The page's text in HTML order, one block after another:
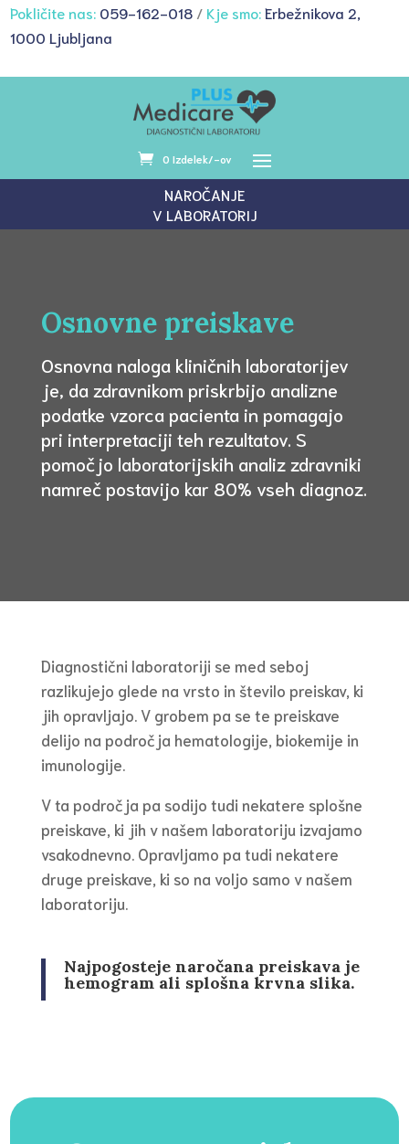
Pokličite nas: 059-162-018 / Kje smo:Erbežnikova 2,
1000 Ljubljana
0 Izdelek/-ov
NAROČANJE
V LABORATORIJ
Osnovne preiskave
Osnovna naloga kliničnih laboratorijev
je, da zdravnikom priskrbijo analizne
podatke vzorca pacienta in pomagajo
pri interpretaciji teh rezultatov. S
pomočjo laboratorijskih analiz zdravniki
namreč postavijo kar 80% vseh diagnoz.
Diagnostični laboratoriji se med seboj
razlikujejo glede na vrsto in število preiskav, ki
jih opravljajo. V grobem pa se te preiskave
delijo na področja hematologije, biokemije in
imunologije.
V ta področja pa sodijo tudi nekatere splošne
preiskave, ki jih v našem laboratoriju izvajamo
vsakodnevno. Opravljamo pa tudi nekatere
druge preiskave, ki so na voljo samo v našem
laboratoriju.
Najpogosteje naročana preiskava je
hemogram ali splošna krvna slika.